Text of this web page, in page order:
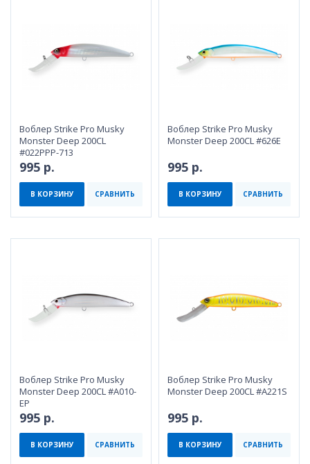
Воблер Strike Pro Musky
Monster Deep 200CL
#022PPP-713
995 р.
В КОРЗИНУ СРАВНИТЬ
Воблер Strike Pro Musky
Monster Deep 200CL #626E
995 р.
В КОРЗИНУ СРАВНИТЬ
Воблер Strike Pro Musky
Monster Deep 200CL #A010-
EP
995 р.
В КОРЗИНУ СРАВНИТЬ
Воблер Strike Pro Musky
Monster Deep 200CL #A221S
995 р.
В КОРЗИНУ СРАВНИТЬ